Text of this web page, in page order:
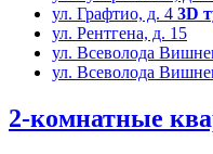
ул. Графтио, д. 4 3D
ул. Рентгена, д. 15
ул. Всеволода
ул. Всеволода
2-комнатные